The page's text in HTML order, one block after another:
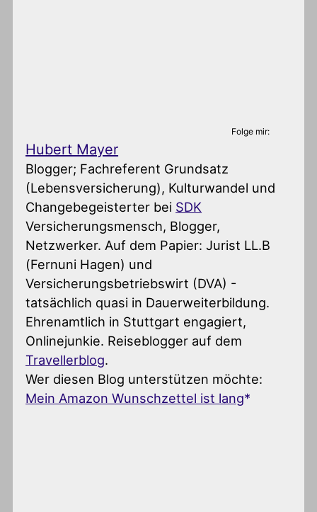
Folge mir:
Hubert Mayer
Blogger; Fachreferent Grundsatz
(Lebensversicherung), Kulturwandel und
Changebegeisterter bei SDK
Versicherungsmensch, Blogger,
Netzwerker. Auf dem Papier: Jurist LL.B
(Fernuni Hagen) und
Versicherungsbetriebswirt (DVA) -
tatsächlich quasi in Dauerweiterbildung.
Ehrenamtlich in Stuttgart engagiert,
Onlinejunkie. Reiseblogger auf dem
Travellerblog.
Wer diesen Blog unterstützen möchte:
Mein Amazon Wunschzettel ist lang